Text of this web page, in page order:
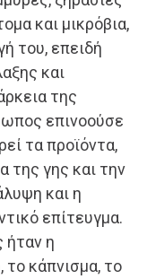
και μικρόβια,
του, επειδή
και
της
επινοούσε
τα προϊόντα,
της γης και την
και η
επίτευγμα.
ήταν η
το κάπνισμα, το